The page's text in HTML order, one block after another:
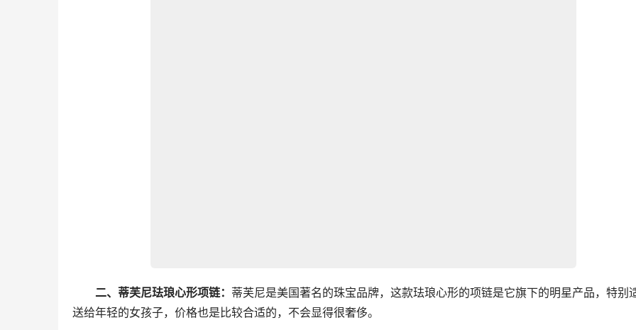
二、蒂芙尼珐琅心形项链： 蒂芙尼是美国著名的珠宝品牌，这款珐琅心形的项链是它旗下的明星产品，特别
送给年轻的女孩子，价格也是比较合适的，不会显得很奢侈。